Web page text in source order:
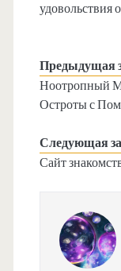
удовольствия
Предыдущая
Ноотропный
Остроты с
Следующая
Сайт